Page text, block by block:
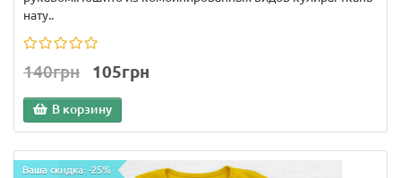
нату..
140грн 105грн
В корзину
Ваша скидка: -25%